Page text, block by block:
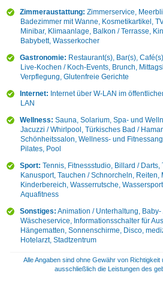
Zimmeraustattung: Zimmerservice,
Badezimmer mit Wanne, Kosmetikartikel,
Minibar, Klimaanlage, Balkon / Terrasse,
Babybett, Wasserkocher
Gastronomie: Restaurant(s), Bar(s),
Live-Kochen / Koch-Events, Brunch,
Verpflegung, Glutenfreie Gerichte
Internet: Internet über W-LAN im
LAN
Wellness: Sauna, Solarium, Spa- und
Jacuzzi / Whirlpool, Türkisches Bad /
Schönheitssalon, Wellness- und
Pilates, Pool
Sport: Tennis, Fitnessstudio, Billard / Darts,
Kanusport, Tauchen / Schnorcheln, Reiten,
Kinderbereich, Wasserrutsche,
Aquafitness
Sonstiges: Animation / Unterhaltung, Baby-
Wäscheservice, Informationsschalter für
Hängematten, Sonnenschirme, Disco,
Hotelarzt, Stadtzentrum
Alle Angaben sind ohne Gewähr von Richtigkeit
ausschließlich die Leistungen des